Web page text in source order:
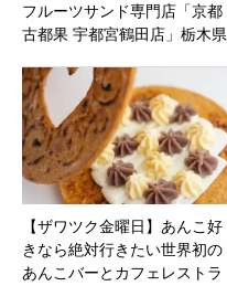
フルーツサンド専門店「京都
古都果 宇都宮鶴田店」栃木県
【ザワツク金曜日】あんこ好
きなら絶対行きたい世界初の
あんこバーとカフェレストラ